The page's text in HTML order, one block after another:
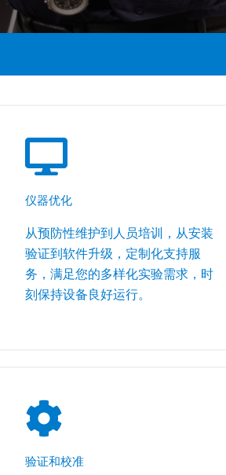
仪器优化
从预防性维护到人员培训，从安装
验证到软件升级，定制化支持服
务，满足您的多样化实验需求，时
刻保持设备良好运行。
验证和校准